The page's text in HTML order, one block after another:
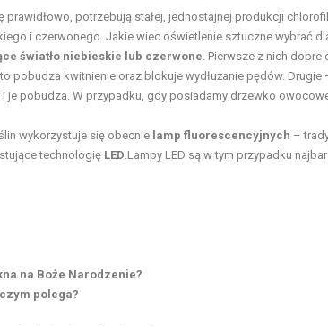
prawidłowo, potrzebują stałej, jednostajnej produkcji
i czerwonego. Jakie wiec oświetlenie sztuczne wybrać
światło niebieskie lub czerwone. Pierwsze z nich
pobudza kwitnienie oraz blokuje wydłużanie pędów.
i je pobudza. W przypadku, gdy posiadamy drzewko
wykorzystuje się obecnie lamp fluorescencyjnych –
technologię LED.Lampy LED są w tym przypadku
na Boże Narodzenie?
polega?